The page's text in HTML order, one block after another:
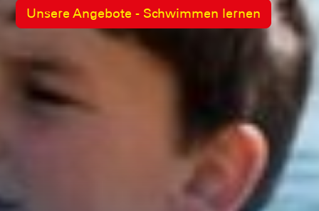
Unsere Angebote - Schwimmen lernen
Wassergewöhnung und
Wasserbewältigung